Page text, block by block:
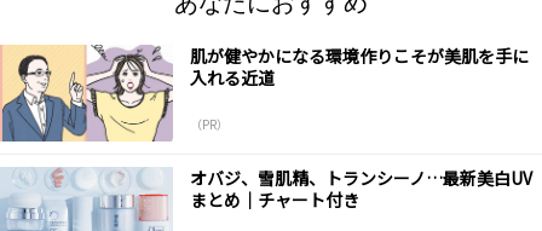
肌が健やかになる環境作りこそが美肌を手に
入れる近道
（PR）
オバジ、雪肌精、トランシーノ…最新美白UV
まとめ｜チャート付き